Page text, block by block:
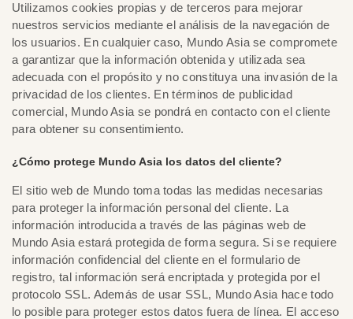
Utilizamos cookies propias y de terceros para mejorar
nuestros servicios mediante el análisis de la navegación de
los usuarios. En cualquier caso, Mundo Asia se compromete
a garantizar que la información obtenida y utilizada sea
adecuada con el propósito y no constituya una invasión de la
privacidad de los clientes. En términos de publicidad
comercial, Mundo Asia se pondrá en contacto con el cliente
para obtener su consentimiento.
¿Cómo protege Mundo Asia los datos del cliente?
El sitio web de Mundo toma todas las medidas necesarias
para proteger la información personal del cliente. La
información introducida a través de las páginas web de
Mundo Asia estará protegida de forma segura. Si se requiere
información confidencial del cliente en el formulario de
registro, tal información será encriptada y protegida por el
protocolo SSL. Además de usar SSL, Mundo Asia hace todo
lo posible para proteger estos datos fuera de línea. El acceso